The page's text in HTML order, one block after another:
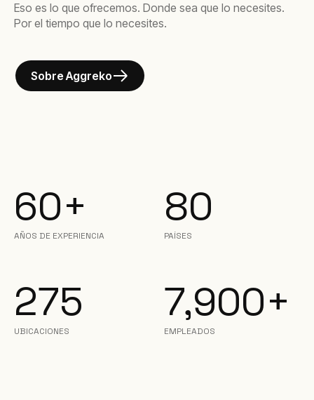
Eso es lo que ofrecemos. Donde sea que lo necesites.
Por el tiempo que lo necesites.
Sobre Aggreko
60+
AÑOS DE EXPERIENCIA
80
PAÍSES
275
UBICACIONES
7,900+
EMPLEADOS